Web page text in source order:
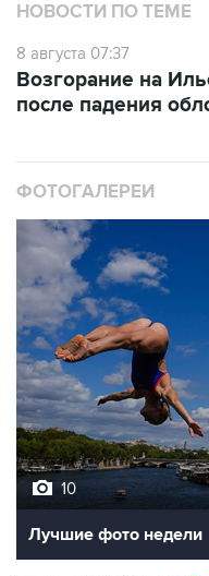
НОВОСТИ ПО ТЕМЕ
8 августа 07:37
Возгорание на
после падения
ФОТОГАЛЕРЕИ
10
Лучшие фото недели